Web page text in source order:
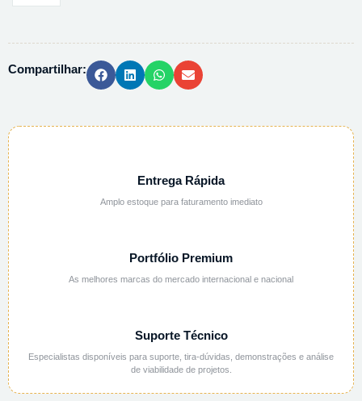
6UN/CX
Compartilhar:
Entrega Rápida
Amplo estoque para faturamento imediato
Portfólio Premium
As melhores marcas do mercado internacional e nacional
Suporte Técnico
Especialistas disponíveis para suporte, tira-dúvidas, demonstrações e análise
de viabilidade de projetos.